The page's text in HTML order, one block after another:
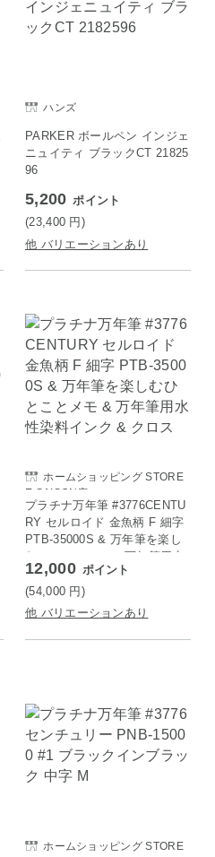
ハンズ
PARKER ボールペン インジェ
ニュイティ ブラックCT 21825
96
5,200 ポイント
(23,400 円)
他 バリエーションあり
ホームショッピング STORE
E SAISON店
プラチナ万年筆 #3776CENTU
RY セルロイド 金魚柄 F 細字
PTB-35000S & 万年筆を楽し
むひとことメモ & 万年筆用水
性染料インク & クロス
12,000 ポイント
(54,000 円)
他 バリエーションあり
ホームショッピング STORE